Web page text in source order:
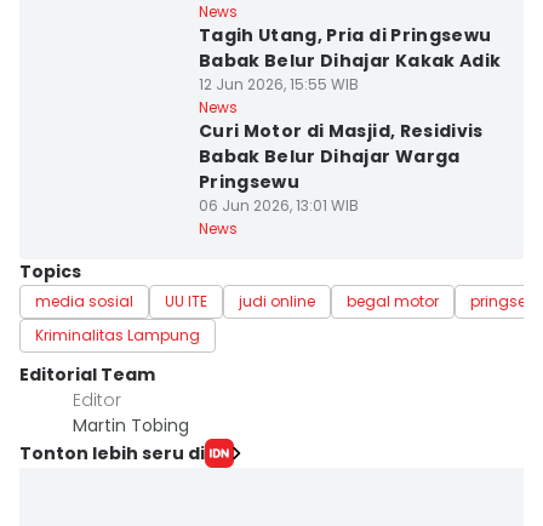
News
Tagih Utang, Pria di Pringsewu
Babak Belur Dihajar Kakak Adik
12 Jun 2026, 15:55 WIB
News
Curi Motor di Masjid, Residivis
Babak Belur Dihajar Warga
Pringsewu
06 Jun 2026, 13:01 WIB
News
Topics
media sosial UU ITE judi online begal motor
Kriminalitas Lampung
Editorial Team
Editor
Martin Tobing
Tonton lebih seru di